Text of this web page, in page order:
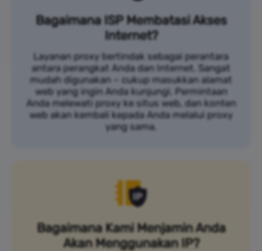
Bagaimana ISP Membatasi Akses
Internet?
Layanan proxy bertindak sebagai perantara
antara perangkat Anda dan Internet. Sangat
mudah digunakan – cukup masukkan alamat
web yang ingin Anda kunjungi. Permintaan
Anda melewati proxy ke situs web, dan konten
web akan kembali kepada Anda melalui proxy
yang sama.
Bagaimana Kami Menjamin Anda
Akan Menggunakan IP?